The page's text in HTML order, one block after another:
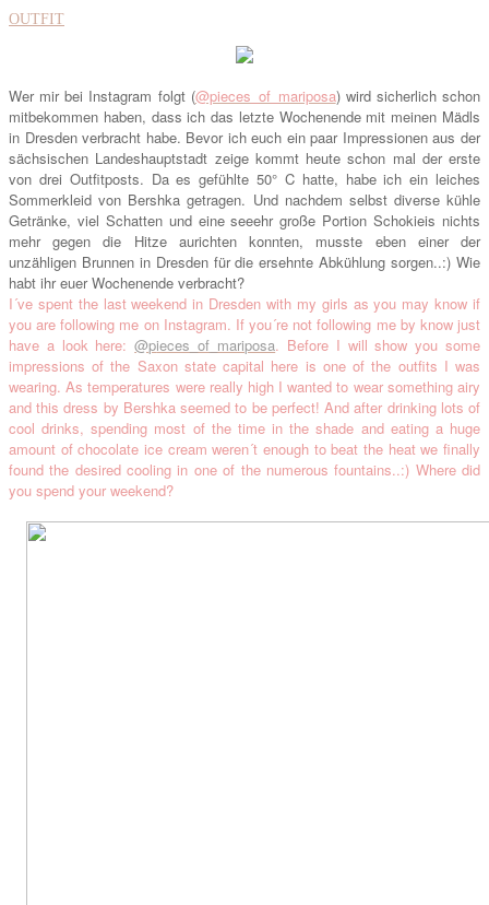
OUTFIT
Wer mir bei Instagram folgt (@pieces_of_mariposa) wird sicherlich schon
mitbekommen haben, dass ich das letzte Wochenende mit meinen Mädls
in Dresden verbracht habe. Bevor ich euch ein paar Impressionen aus der
sächsischen Landeshauptstadt zeige kommt heute schon mal der erste
von drei Outfitposts. Da es gefühlte 50° C hatte, habeich ein leiches
Sommerkleid von Bershka getragen. Und nachdem selbst diverse kühle
Getränke, viel Schatten und eine seeehr große Portion Schokieis nichts
mehr gegen die Hitze aurichtenkonnten, musste eben einerder
unzähligen Brunnen in Dresden für die ersehnte Abkühlung sorgen..:) Wie
habt ihr euer Wochenende verbracht?
I´ve spent the last weekend in Dresden with my girls as you may know if
you are following me on Instagram. If you´re not following me by knowjust
have a look here: @pieces_of _mariposa. Before I will show you some
impressions of the Saxon state capital here is one of the outfits I was
wearing. As temperatures were really highI wanted to wear something airy
and this dress by Bershka seemed to be perfect!And after drinking lots of
cool drinks, spending most of the time in the shade and eating a huge
amount of chocolate ice cream weren´t enough to beat the heat we finally
foundthe desired cooling in one of the numerousfountains..:) Where did
you spend your weekend?